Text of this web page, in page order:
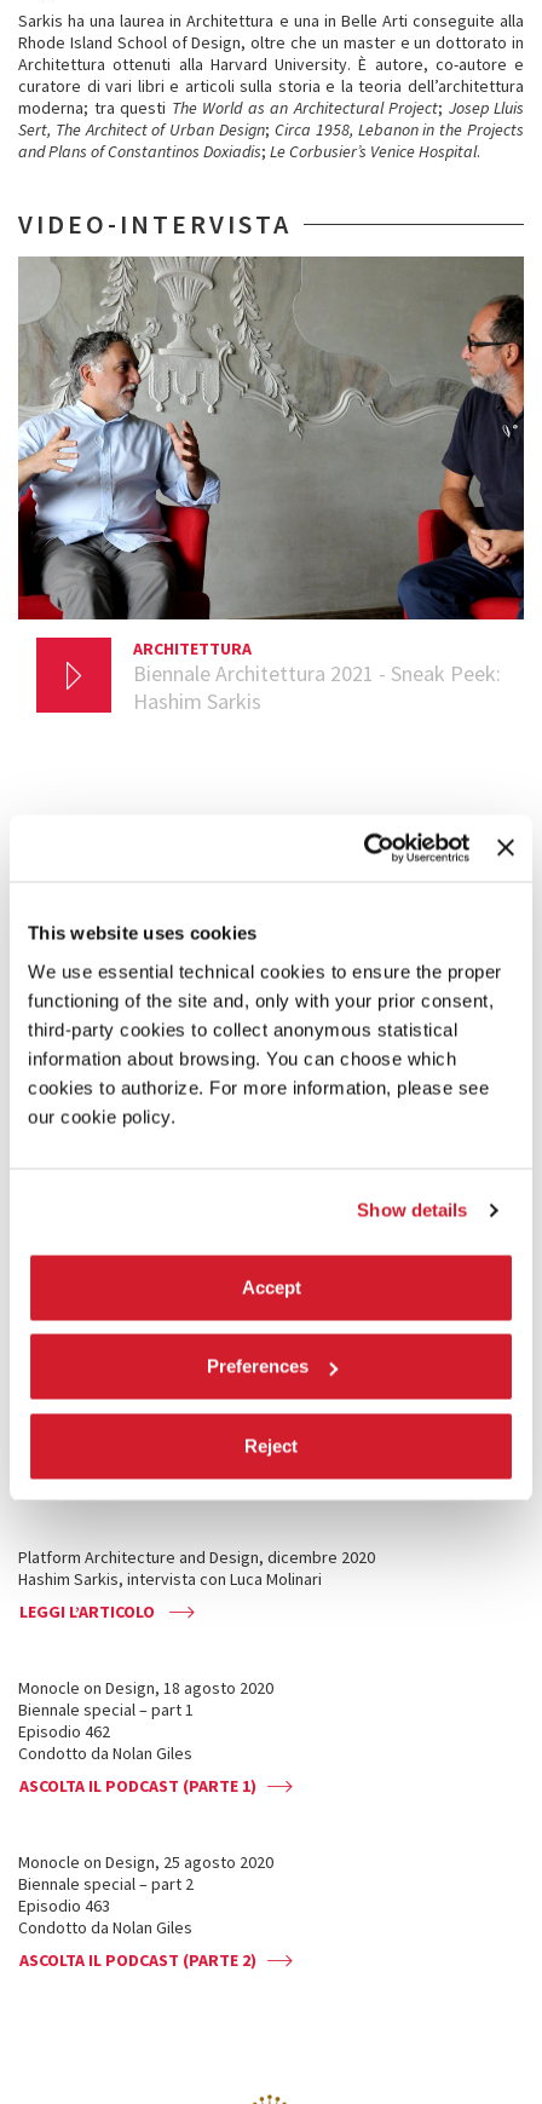
This website uses cookies
We use essential technical cookies to ensure the proper
functioning of the site and, only with your prior consent,
third-party cookies to collect anonymous statistical
information about browsing. You can choose which
cookies to authorize. For more information, please see
our cookie policy.
Show details
Accept
Preferences
Reject
Sarkis ha una laurea in Architettura e una in Belle Arti conseguite alla
Rhode Island School of Design, oltre che un master e un dottorato in
Architettura ottenuti alla Harvard University. È autore, co-autore e
curatore di vari libri e articoli sulla storia e la teoria dell’architettura
moderna; tra questi The World as an Architectural Project; Josep Lluis
Sert, The Architect of Urban Design; Circa 1958, Lebanon in the Projects
and Plans of Constantinos Doxiadis; Le Corbusier’s Venice Hospital.
VIDEO-INTERVISTA
ARCHITETTURA
Biennale Architettura 2021 - Sneak Peek:
Hashim Sarkis
La sfida del futuro sta nel vivere insieme
Di Mara Accettura
LEGGI L’ARTICOLO
The Plan, Issue 122, maggio 2020
HOW WILL WE LIVE TOGETHER?
Yehuda Safran e Hashim Sarkis: conversazione sulla Biennale di Venezia
2020
How will we live together?
Hashim Sarkis on “How will we live together?”: Exploring the Question of
LEGGI L’ARTICOLO
Platform Architecture and Design, dicembre 2020
Hashim Sarkis, intervista con Luca Molinari
LEGGI L’ARTICOLO
Monocle on Design, 18 agosto 2020
Biennale special – part 1
Episodio 462
Condotto da Nolan Giles
ASCOLTA IL PODCAST (PARTE 1)
Monocle on Design, 25 agosto 2020
Biennale special – part 2
Episodio 463
Condotto da Nolan Giles
ASCOLTA IL PODCAST (PARTE 2)